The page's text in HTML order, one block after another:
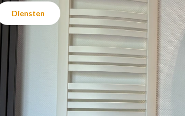
Diensten